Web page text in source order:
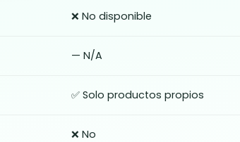
❌ No disponible
— N/A
✅ Solo productos propios
❌ No